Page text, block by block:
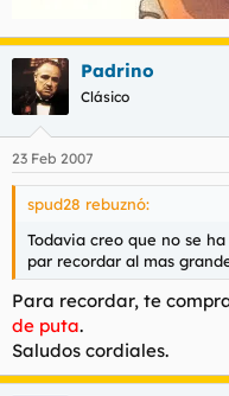
Padrino
Clásico
23 Feb 2007
spud28 rebuznó:
Todavia creo que no se
par recordar al mas
Para recordar, te
de puta.
Saludos cordiales.